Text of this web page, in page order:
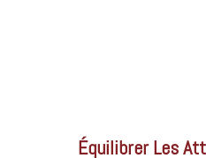
Équilibrer Les